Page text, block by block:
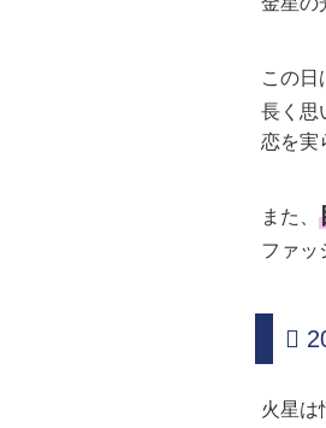
この日
長く思
恋を実
また、
ファッ
火星は